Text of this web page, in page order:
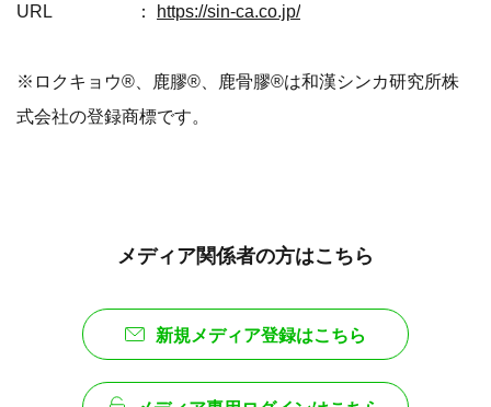
URL ：
https://sin-ca.co.jp/
※ロクキョウ®、鹿膠®、鹿骨膠®は和漢シンカ研究所株
式会社の登録商標です。
メディア関係者の方はこちら
新規メディア登録はこちら